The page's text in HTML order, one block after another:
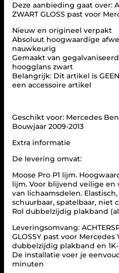
L
E
S
P
O
I
L
E
R
S
C
I
T
O
O
R
M
E
R
C
E
D
E
Deze aanbieding gaat over:
ZWART GLOSS past voor
Nieuw en origineel verpakt
Absoluut hoogwaardige
nauwkeurig
Gemaakt van
hoogglans zwart
Belangrijk: Dit artikel is
een accessoire artikel
Geschikt voor: Mercedes
Bouwjaar 2009-2013
Extra informatie
De levering omvat:
Moose Pro P1 lijm.
lijm. Voor blijvend veilige
van lichaamsdelen.
schuurbaar, spatelbaar, niet
Rol dubbelzijdig plakband
Leveringsomvang:
GLOSSY past voor Mercedes
dubbelzijdig plakband en
De installatie voer je
minuten